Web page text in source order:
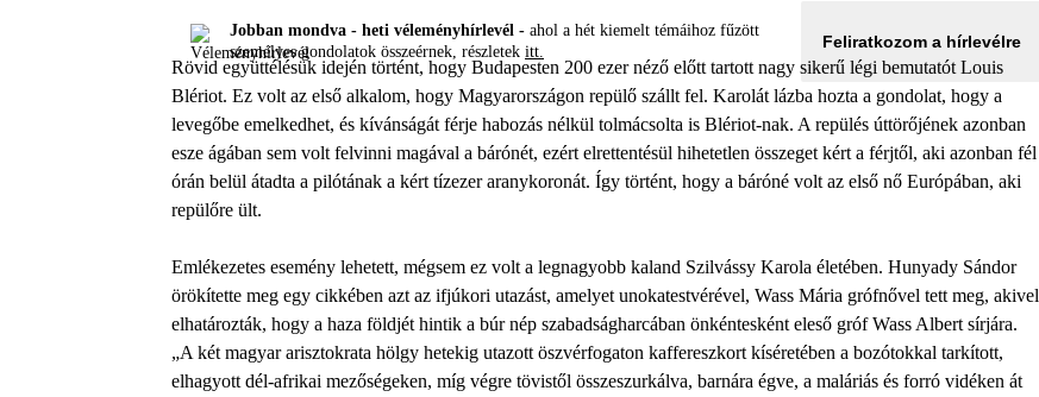
Jobban mondva - heti véleményhírlevél - ahol a hét kiemelt témáihoz fűzött
személyes gondolatok összeérnek, részletek itt.
Feliratkozom a hírlevélre
Rövid együttélésük idején történt, hogy Budapesten 200 ezer néző előtt tartott nagy sikerű légi bemutatót Louis
Blériot. Ez volt az első alkalom, hogy Magyarországon repülő szállt fel. Karolát lázba hozta a gondolat, hogy a
levegőbe emelkedhet, és kívánságát férje habozás nélkül tolmácsolta is Blériot-nak. A repülés úttörőjének azonban
esze ágában sem volt felvinni magával a bárónét, ezért elrettentésül hihetetlen összeget kért a férjtől, aki azonban fél
órán belül átadta a pilótának a kért tízezer aranykoronát. Így történt, hogy a báróné volt az első nő Európában, aki
repülőre ült.
Emlékezetes esemény lehetett, mégsem ez volt a legnagyobb kaland Szilvássy Karola életében. Hunyady Sándor
örökítette meg egy cikkében azt az ifjúkori utazást, amelyet unokatestvérével, Wass Mária grófnővel tett meg, akivel
elhatározták, hogy a haza földjét hintik a búr nép szabadságharcában önkéntesként eleső gróf Wass Albert sírjára.
„A két magyar arisztokrata hölgy hetekig utazott öszvérfogaton kaffereszkort kíséretében a bozótokkal tarkított,
elhagyott dél-afrikai mezőségeken, míg végre tövistől összeszurkálva, barnára égve, a maláriás és forró vidéken át